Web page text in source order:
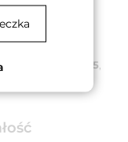
ze
co
wraz z
kodu w klasie 5